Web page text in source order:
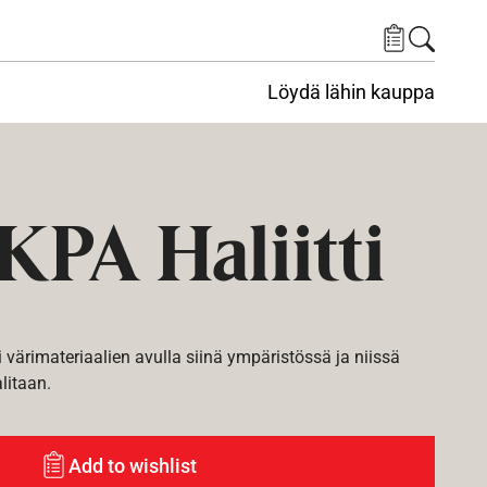
Löydä lähin kauppa
Haliitti
avulla siinä ympäristössä ja niissä
Add to wishlist